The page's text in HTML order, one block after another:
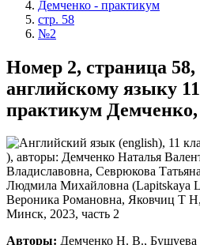
Демченко - практикум
стр. 58
№2
Номер 2, страница 58,
английскому языку
практикум
Авторы: Демченко Н. В.,